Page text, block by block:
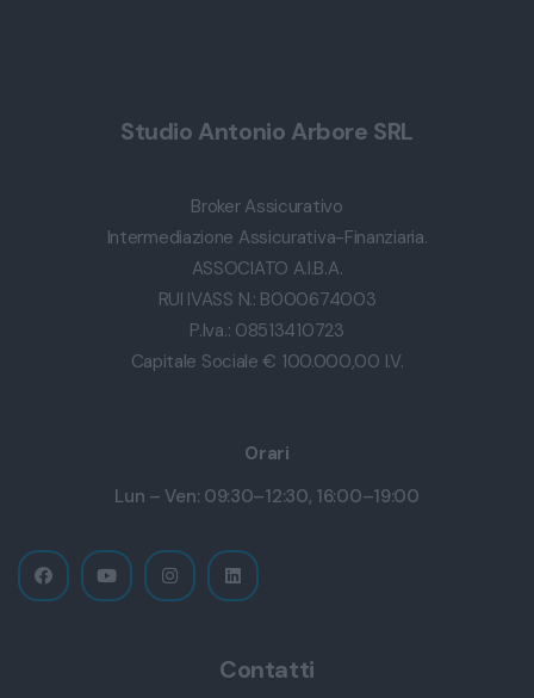
Studio Antonio Arbore SRL
Broker Assicurativo
Intermediazione Assicurativa-Finanziaria.
ASSOCIATO A.I.B.A.
RUI IVASS N.: B000674003
P.Iva.: 08513410723
Capitale Sociale € 100.000,00 I.V.
Orari
Lun – Ven: 09:30–12:30, 16:00–19:00
Contatti